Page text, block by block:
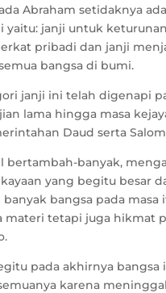
Abraham setidaknya
yaitu: janji untuk
pribadi dan janji
bangsa di bumi.
janji ini telah digenapi
lama hingga masa
Daud serta
bertambah-banyak,
yang begitu besar
bangsa pada masa
materi tetapi juga hikmat
pada akhirnya bangsa
karena